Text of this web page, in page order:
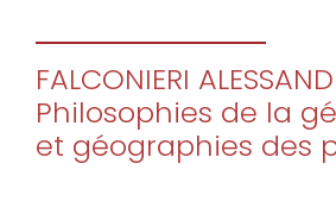
FALCONIERI
Philosophies de la
et géographies des